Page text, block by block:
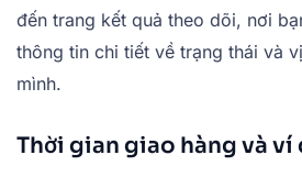
đến trang kết quả theo dõi, nơi
thông tin chi tiết về trạng thái và
mình.
Thời gian giao hàng và ví